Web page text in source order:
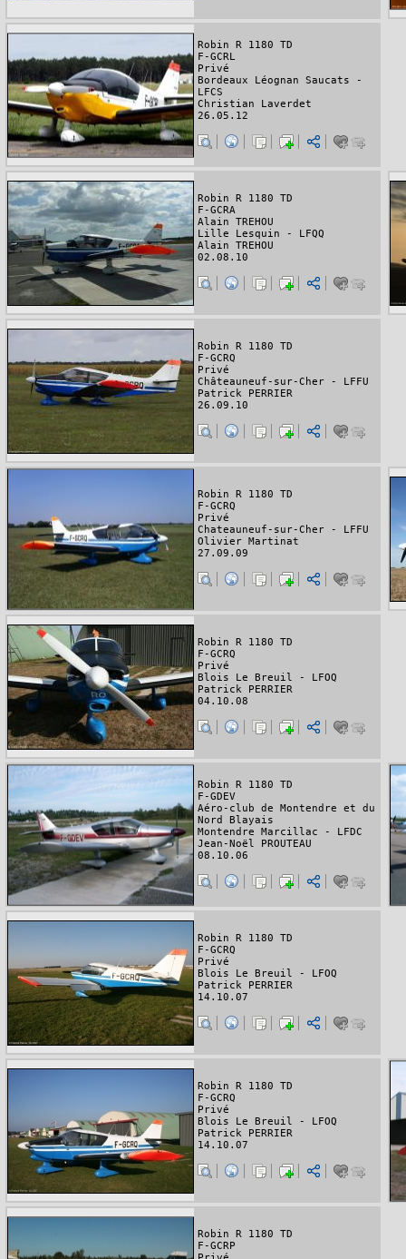
Robin R 1180 TD
F-GCRL
Privé
Bordeaux Léognan Saucats -
LFCS
Christian Laverdet
26.05.12
Robin R 1180 TD
F-GCRA
Alain TREHOU
Lille Lesquin - LFQQ
Alain TREHOU
02.08.10
Robin R 1180 TD
F-GCRQ
Privé
Châteauneuf-sur-Cher - LFFU
Patrick PERRIER
26.09.10
Robin R 1180 TD
F-GCRQ
Privé
Chateauneuf-sur-Cher - LFFU
Olivier Martinat
27.09.09
Robin R 1180 TD
F-GCRQ
Privé
Blois Le Breuil - LFOQ
Patrick PERRIER
04.10.08
Robin R 1180 TD
F-GDEV
Aéro-club de Montendre et du
Nord Blayais
Montendre Marcillac - LFDC
Jean-Noël PROUTEAU
08.10.06
Robin R 1180 TD
F-GCRQ
Privé
Blois Le Breuil - LFOQ
Patrick PERRIER
14.10.07
Robin R 1180 TD
F-GCRQ
Privé
Blois Le Breuil - LFOQ
Patrick PERRIER
14.10.07
Robin R 1180 TD
F-GCRP